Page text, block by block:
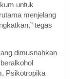
untuk
menjelang
tegas
dimusnahkan
Psikotropika